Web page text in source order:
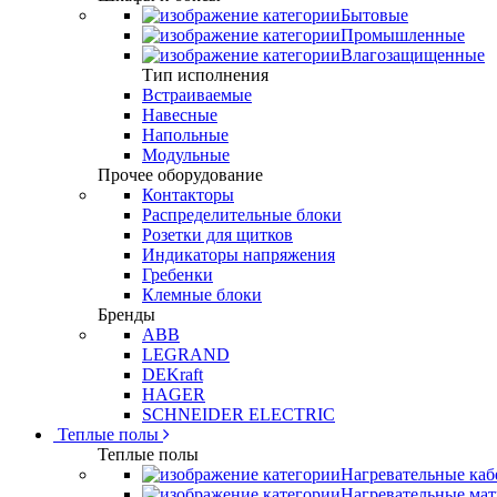
Бытовые
Промышленные
Влагозащищенные
Тип исполнения
Встраиваемые
Навесные
Напольные
Модульные
Прочее оборудование
Контакторы
Распределительные блоки
Розетки для щитков
Индикаторы напряжения
Гребенки
Клемные блоки
Бренды
ABB
LEGRAND
DEKraft
HAGER
SCHNEIDER ELECTRIC
Теплые полы
Теплые полы
Нагревательные